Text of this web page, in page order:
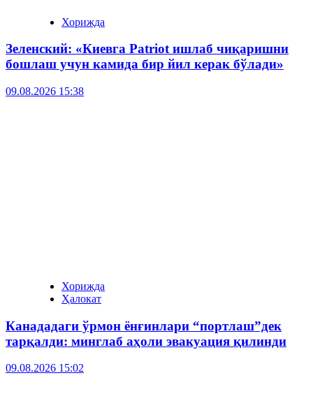
Хорижда
Зеленский: «Киевга Patriot ишлаб чиқаришни
бошлаш учун камида бир йил керак бўлади»
09.08.2026 15:38
Хорижда
Ҳалокат
Канададаги ўрмон ёнғинлари “портлаш”дек
тарқалди: минглаб аҳоли эвакуация қилинди
09.08.2026 15:02